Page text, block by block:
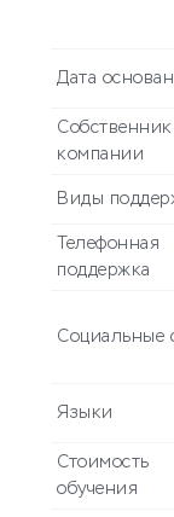
Дата
Собственник
компании
Виды
Телефонная
поддержка
Социальные
Языки
Стоимость
обучения